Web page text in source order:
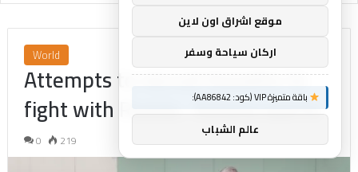
World
Attempts to recruit Kazakhs to
fight with Russia.. Astana warns
0 219
موقع اشراق اون لاين
اركان سياحة وسفر
باقة متميزة VIP (كود: AA86842):
عالم الشباب